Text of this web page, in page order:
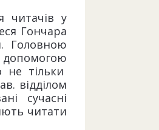
читачів у
Гончара
Головною
не тільки
відділом
сучасні
читати